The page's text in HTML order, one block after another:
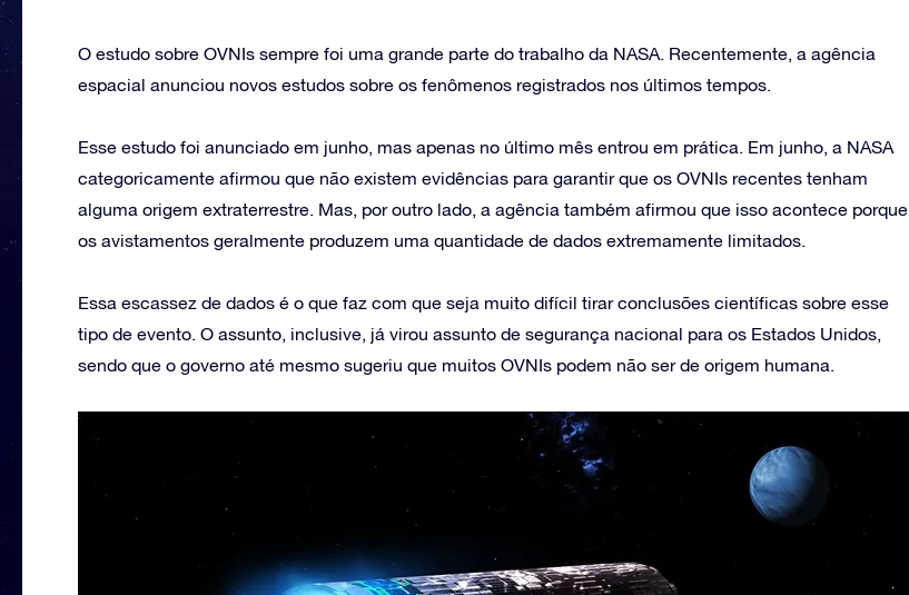
O estudo sobre OVNIs sempre foi uma grande parte do trabalho da NASA. Recentemente, a agência
espacial anunciou novos estudos sobre os fenômenos registrados nos últimos tempos.
Esse estudo foi anunciado em junho, mas apenas no último mês entrou em prática. Em junho, a NASA
categoricamente afirmou que não existem evidências para garantir que os OVNIs recentes tenham
alguma origem extraterrestre. Mas, por outro lado, a agência também afirmou que isso acontece porque
os avistamentos geralmente produzem uma quantidade de dados extremamente limitados.
Essa escassez de dados é o que faz com que seja muito difícil tirar conclusões científicas sobre esse
tipo de evento. O assunto, inclusive, já virou assunto de segurança nacional para os Estados Unidos,
sendo que o governo até mesmo sugeriu que muitos OVNIs podem não ser de origem humana.